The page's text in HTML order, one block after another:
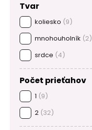
Tvar
koliesko (9)
mnohouholník (2)
srdce (4)
Počet prieťahov
1 (9)
2 (32)